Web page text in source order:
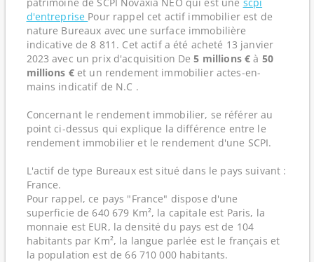
d'entreprise Pour rappel cet actif immobilier est de
nature Bureaux avec une surface immobilière
indicative de 8 811. Cet actif a été acheté 13 janvier
2023 avec un prix d'acquisition De5 millions € à 50
millions €et un rendement immobilier actes-en-
mains indicatif de N.C .
Concernant le rendement immobilier, se référer au
point ci-dessus qui explique la différence entre le
rendement immobilier et le rendement d'une SCPI.
L'actif de type Bureaux est situé dans le pays suivant :
France.
Pour rappel, ce pays "France" dispose d'une
superficie de 640 679 Km², la capitale est Paris, la
monnaie est EUR, la densité du pays est de 104
habitants par Km², la langue parlée est le français et
la population est de 66 710 000 habitants.